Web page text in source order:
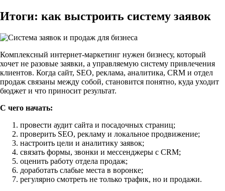
Итоги: как выстроить систему заявок
Комплексный интернет-маркетинг нужен бизнесу, который
хочет не разовые заявки, а управляемую систему привлечения
клиентов. Когда сайт, SEO, реклама, аналитика, CRM и отдел
продаж связаны между собой, становится понятно, куда уходит
бюджет и что приносит результат.
С чего начать:
провести аудит сайта и посадочных страниц;
проверить SEO, рекламу и локальное продвижение;
настроить цели и аналитику заявок;
связать формы, звонки и мессенджеры с CRM;
оценить работу отдела продаж;
доработать слабые места в воронке;
регулярно смотреть не только трафик, но и продажи.